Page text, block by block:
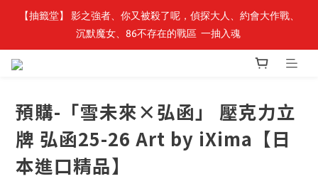
最新開賣🔥「全知讀者視角」 周邊商品
【抽籤堂】 影之強者、你又被殺了呢，偵探大人、約會大作戰、
沉默魔女、86不存在的戰區  一抽入魂
預購-「雪未來×弘函」 壓克力立
牌 弘函25-26 Art by iXima【日
本進口精品】